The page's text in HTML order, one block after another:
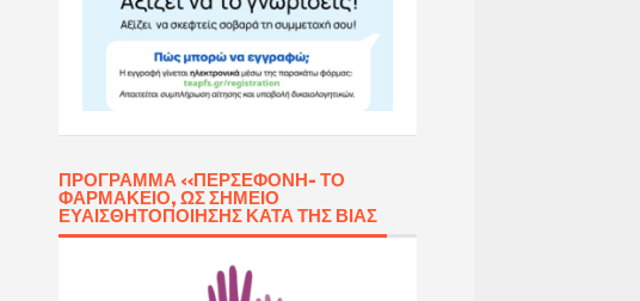
ΠΡΌΓΡΑΜΜΑ «ΠΕΡΣΕΦΌΝΗ- ΤΟ
ΦΑΡΜΑΚΕΊΟ, ΩΣ ΣΗΜΕΊΟ
ΕΥΑΙΣΘΗΤΟΠΟΊΗΣΗΣ ΚΑΤΆ ΤΗΣ ΒΊΑΣ